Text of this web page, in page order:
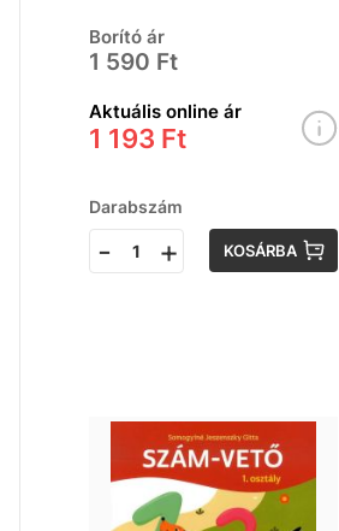
Borító ár
1 590 Ft
Aktuális online ár
1 193 Ft
Darabszám
- + KOSÁRBA